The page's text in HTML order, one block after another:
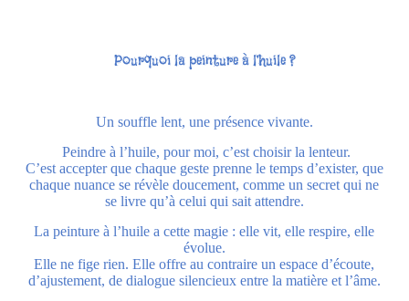
Pourquoi la peinture à l’huile ?
Un souffle lent, une présence vivante.
Peindre à l’huile, pour moi, c’est choisir la lenteur.
C’est accepter que chaque geste prenne le temps d’exister, que
chaque nuance se révèle doucement, comme un secret qui ne
se livre qu’à celui qui sait attendre.
La peinture à l’huile a cette magie : elle vit, elle respire, elle
évolue.
Elle ne fige rien. Elle offre au contraire un espace d’écoute,
d’ajustement, de dialogue silencieux entre la matière et l’âme.